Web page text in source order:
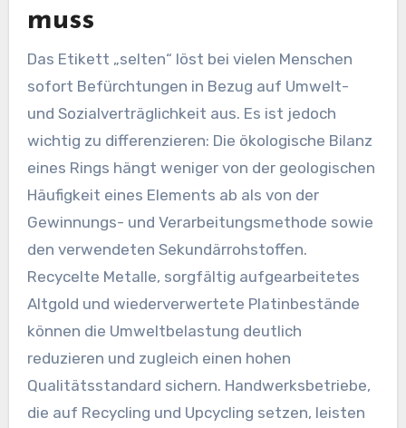
muss
Das Etikett „selten“ löst bei vielen Menschen
sofort Befürchtungen in Bezug auf Umwelt-
und Sozialverträglichkeit aus. Es ist jedoch
wichtig zu differenzieren: Die ökologische Bilanz
eines Rings hängt weniger von der geologischen
Häufigkeit eines Elements ab als von der
Gewinnungs- und Verarbeitungsmethode sowie
den verwendeten Sekundärrohstoffen.
Recycelte Metalle, sorgfältig aufgearbeitetes
Altgold und wiederverwertete Platinbestände
können die Umweltbelastung deutlich
reduzieren und zugleich einen hohen
Qualitätsstandard sichern. Handwerksbetriebe,
die auf Recycling und Upcycling setzen, leisten